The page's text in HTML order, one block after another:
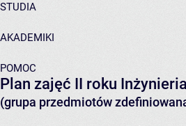
STUDIA
AKADEMIKI
POMOC
Plan zajęć II roku
(grupa przedmiotów